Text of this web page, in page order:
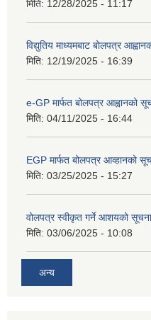
मिति: 12/28/2025 - 11:17
विद्युतिय माध्यमबाट बोलपत्र
मिति: 12/19/2025 - 16:39
e-GP मार्फत बोलपत्र आह्वानको
मिति: 04/11/2025 - 16:44
EGP मार्फत बोलपत्र आव्हानको
मिति: 03/25/2025 - 15:27
वोलपत्र स्वीकृत गर्ने आशयको सूचना
मिति: 03/06/2025 - 10:08
अन्य